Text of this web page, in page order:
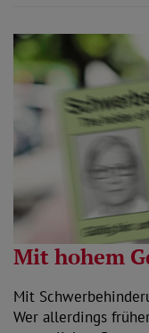
Mit hohem
Mit
Wer allerdings